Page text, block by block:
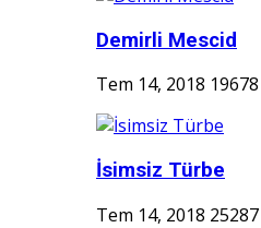
Demirli Mescid
Tem 14, 2018 19678
İsimsiz Türbe
Tem 14, 2018 25287